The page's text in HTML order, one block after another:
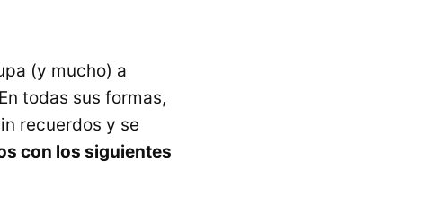
(y mucho) a
todas sus formas,
recuerdos y se
con los siguientes